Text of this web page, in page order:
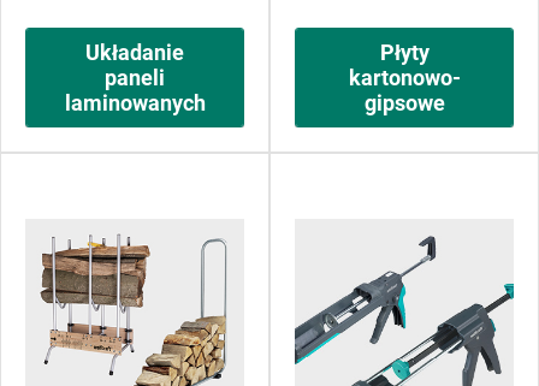
Układanie
paneli
laminowanych
Płyty
kartonowo-
gipsowe